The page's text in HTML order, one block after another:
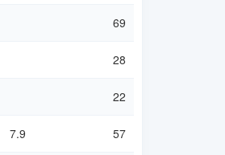
69
28
22
7.9 57